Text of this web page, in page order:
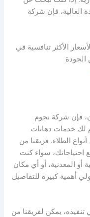
فإن شركة
الأكثر تنافسية في
فإن شركة نجوم
لك خدمات دهانات
الطلاء. فريقنا من
احتياجاتك، سواء كنت
المعدنية، أو أي مكان
أهمية كبيرة للتفاصيل
يمكن لفريقنا من